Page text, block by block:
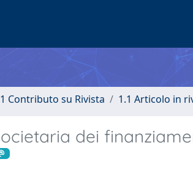
1 Contributo su Rivista 1.1 Articolo in
dei